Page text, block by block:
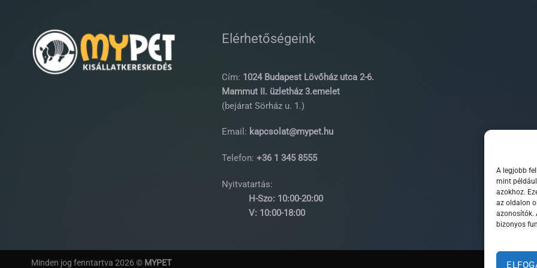
A legjobb
mint
azokhoz.
az oldalon
azonosítók.
bizonyos
Elérhetőségeink
Cím: 1024 Budapest Lövőház utca 2-6.
Mammut II. üzletház 3.emelet
(bejárat Sörház u. 1.)
Email: kapcsolat@mypet.hu
Telefon: +36 1 345 8555
Nyitvatartás:
H-Szo: 10:00-20:00
V: 10:00-18:00
Minden jog fenntartva 2026 © MYPET